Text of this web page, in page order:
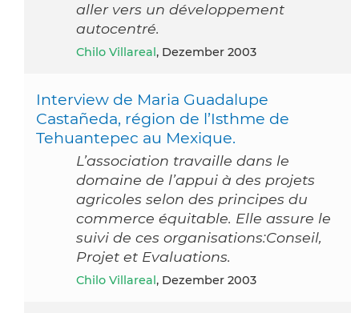
aller vers un développement
autocentré.
Chilo Villareal , Dezember 2003
Interview de Maria Guadalupe
Castañeda, région de l’Isthme de
Tehuantepec au Mexique.
L’association travaille dans le
domaine de l’appui à des projets
agricoles selon des principes du
commerce équitable. Elle assure le
suivi de ces organisations:Conseil,
Projet et Evaluations.
Chilo Villareal , Dezember 2003